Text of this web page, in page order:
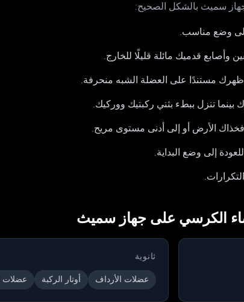
سميث بالشكل الصحيح:
الكرسي على جهاز سميث
ثانوية
عضلات الأرداف أوتار الركبة عضلات